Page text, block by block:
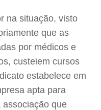
na situação, visto
que as
por médicos e
custeiem cursos
estabelece em
apta para
que